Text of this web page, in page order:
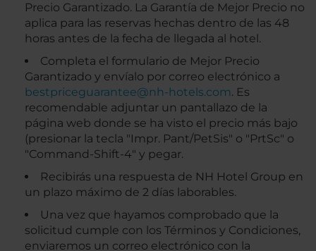
Precio Garantizado. La Garantía de Mejor Precio no
aplica para las reservas hechas dentro de las 48
horas antes de la fecha de llegada al hotel.
Completa el formulario de Mejor Precio
Garantizado y envíalo por correo electrónico a
bestpriceguarantee@nh-hotels.com. Es
recomendable adjuntar un pantallazo de la
página web donde se ha visto el precio más bajo
(presionar la tecla "Impr. Pant/PetSis" o "PrtSc" o
"Command-Shift-4" y pegar.
Recibirás una respuesta de NH Hotel Group en
un plazo máximo de 2 días laborables.
Una vez que hayamos comprobado que la
solicitud cumple con los Términos y Condiciones,
enviaremos un correo electrónico con la